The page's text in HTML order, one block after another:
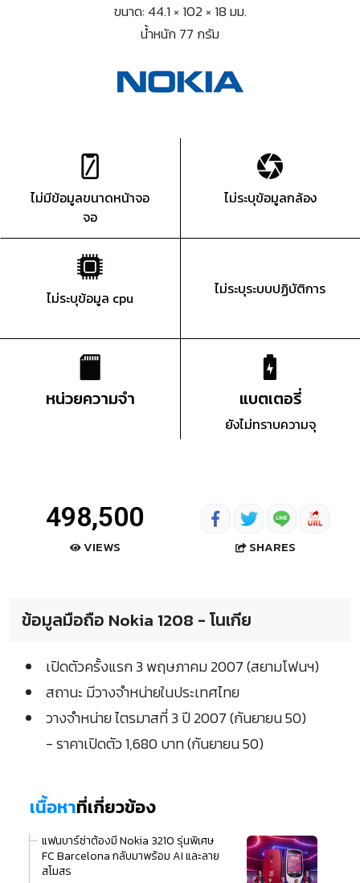
ขนาด: 44.1 × 102 × 18 มม.
น้ำหนัก 77 กรัม
ไม่มีข้อมูลขนาดหน้าจอ
จอ
ไม่ระบุข้อมูลกล้อง
ไม่ระบุข้อมูล cpu ไม่ระบุระบบปฏิบัติการ
หน่วยความจำ แบตเตอรี่
ยังไม่ทราบความจุ
498,500
VIEWS SHARES
ข้อมูลมือถือ Nokia 1208 - โนเกีย
เปิดตัวครั้งแรก 3 พฤษภาคม 2007 (สยามโฟนฯ)
สถานะ มีวางจำหน่ายในประเทศไทย
วางจำหน่าย ไตรมาสที่ 3 ปี 2007 (กันยายน 50)
- ราคาเปิดตัว 1,680 บาท (กันยายน 50)
เนื้อหาที่เกี่ยวข้อง
แฟนบาร์ซ่าต้องมี Nokia 3210 รุ่นพิเศษ
FC Barcelona กลับมาพร้อม AI และลาย
สโมสร